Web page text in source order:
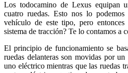
Los todocamino de Lexus equipan
cuatro ruedas. Esto nos lo
vehículo de este tipo, pero
sistema de tracción? Te lo contamos a
El principio de funcionamiento se
ruedas delanteras son movidas por
uno eléctrico mientras que las ruedas